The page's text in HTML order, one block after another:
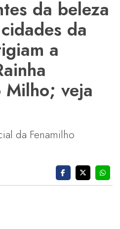
da beleza
da
a
Milho; veja
da Fenamilho